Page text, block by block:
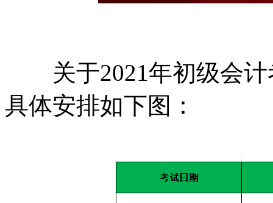
关于2021年初级会计
具体安排如下图：